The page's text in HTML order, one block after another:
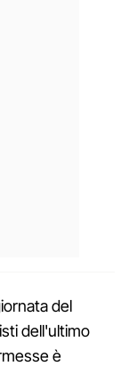
del
dell'ultimo
è